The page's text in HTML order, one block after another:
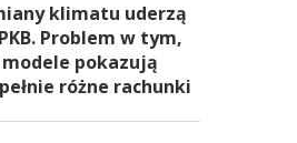
klimatu uderzą
Problem w tym,
modele pokazują
różne rachunki